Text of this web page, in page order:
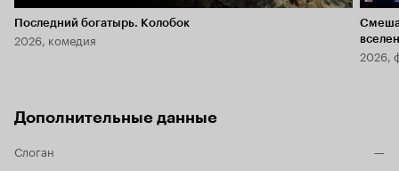
Последний богатырь. Колобок
2026, комедия
2026,
Дополнительные данные
Слоган
—